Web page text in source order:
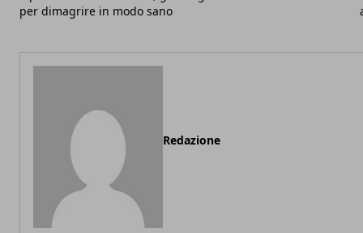
per dimagrire in modo sano
Redazione